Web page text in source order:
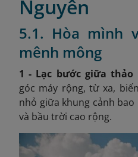
Nguyên
5.1. Hòa mình
mênh mông
1 - Lạc bước giữa thảo
góc máy rộng, từ xa,
nhỏ giữa khung cảnh
và bầu trời cao rộng.